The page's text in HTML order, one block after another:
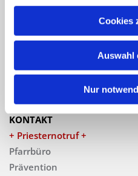
Cookies
Auswahl
Nur
Pfarrei St. Benedikt
Gottesdienste
KONTAKT
+ Priesternotruf +
Pfarrbüro
Prävention